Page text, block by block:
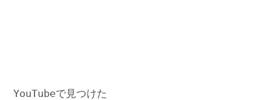
YouTubeで見つけた